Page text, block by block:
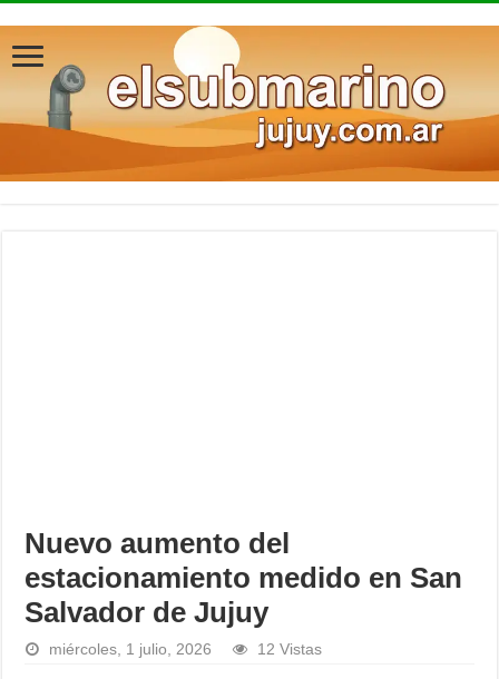
Nuevo aumento del
estacionamiento medido en San
Salvador de Jujuy
miércoles, 1 julio, 2026 12 Vistas